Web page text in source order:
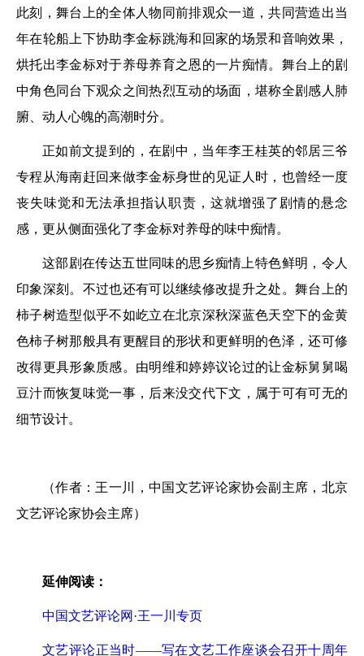
此刻，舞台上的全体人物同前排观众一道，共同营造出当
年在轮船上下协助李金标跳海和回家的场景和音响效果，
烘托出李金标对于养母养育之恩的一片痴情。舞台上的剧
中角色同台下观众之间热烈互动的场面，堪称全剧感人肺
腑、动人心魄的高潮时分。
正如前文提到的，在剧中，当年李王桂英的邻居三爷
专程从海南赶回来做李金标身世的见证人时，也曾经一度
丧失味觉和无法承担指认职责，这就增强了剧情的悬念
感，更从侧面强化了李金标对养母的味中痴情。
这部剧在传达五世同味的思乡痴情上特色鲜明，令人
印象深刻。不过也还有可以继续修改提升之处。舞台上的
柿子树造型似乎不如屹立在北京深秋深蓝色天空下的金黄
色柿子树那般具有更醒目的形状和更鲜明的色泽，还可修
改得更具形象质感。由明维和婷婷议论过的让金标舅舅喝
豆汁而恢复味觉一事，后来没交代下文，属于可有可无的
细节设计。
（作者：王一川，中国文艺评论家协会副主席，北京
文艺评论家协会主席）
延伸阅读：
中国文艺评论网·王一川专页
文艺评论正当时——写在文艺工作座谈会召开十周年